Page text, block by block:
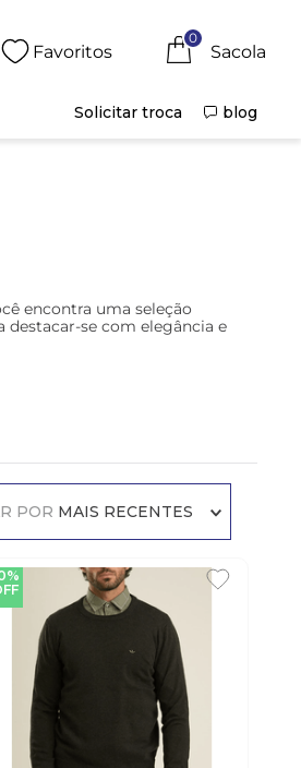
Favoritos
0
Solicitar troca blog
encontra uma seleção
se com elegância e
POR MAIS RECENTES